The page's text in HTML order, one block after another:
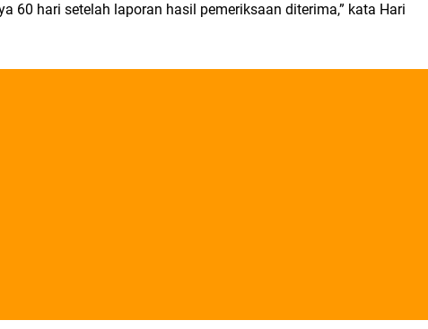
60 hari setelah laporan hasil pemeriksaan diterima,” kata Hari